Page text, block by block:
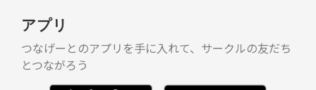
アプリ
つなげーとのアプリを手に入れて、サークルの友だち
とつながろう